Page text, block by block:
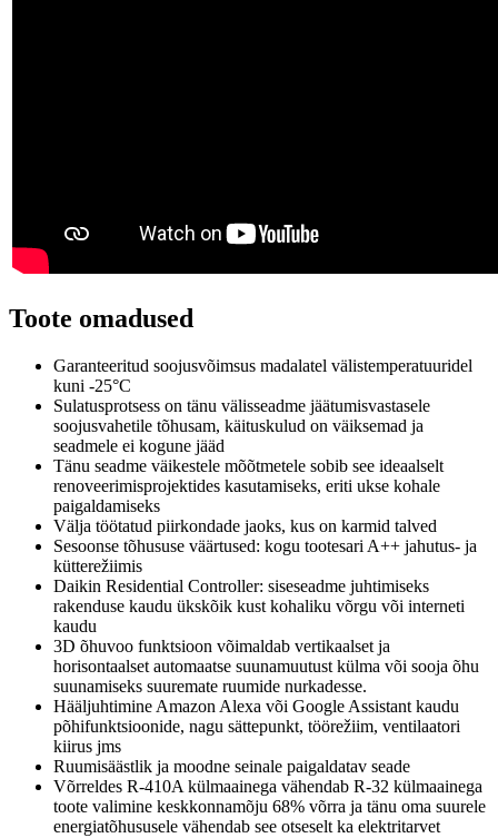
Toote omadused
Garanteeritud soojusvõimsus madalatel välistemperatuuridel
kuni -25°C
Sulatusprotsess on tänu välisseadme jäätumisvastasele
soojusvahetile tõhusam, käituskulud on väiksemad ja
seadmele ei kogune jääd
Tänu seadme väikestele mõõtmetele sobib see ideaalselt
renoveerimisprojektides kasutamiseks, eriti ukse kohale
paigaldamiseks
Välja töötatud piirkondade jaoks, kus on karmid talved
Sesoonse tõhususe väärtused: kogu tootesari A++ jahutus- ja
kütterežiimis
Daikin Residential Controller: siseseadme juhtimiseks
rakenduse kaudu ükskõik kust kohaliku võrgu või interneti
kaudu
3D õhuvoo funktsioon võimaldab vertikaalset ja
horisontaalset automaatse suunamuutust külma või sooja õhu
suunamiseks suuremate ruumide nurkadesse.
Hääljuhtimine Amazon Alexa või Google Assistant kaudu
põhifunktsioonide, nagu sättepunkt, töörežiim, ventilaatori
kiirus jms
Ruumisäästlik ja moodne seinale paigaldatav seade
Võrreldes R-410A külmaainega vähendab R-32 külmaainega
toote valimine keskkonnamõju 68% võrra ja tänu oma suurele
energiatõhususele vähendab see otseselt ka elektritarvet